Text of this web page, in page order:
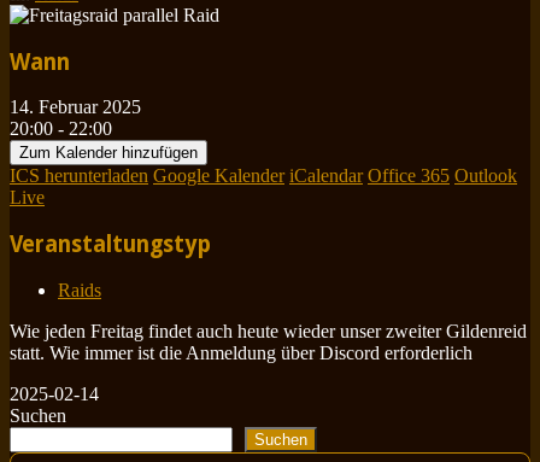
Wann
14. Februar 2025
20:00 - 22:00
Zum Kalender hinzufügen
ICS herunterladen Google Kalender iCalendar Office 365 Outlook
Live
Veranstaltungstyp
Raids
Wie jeden Freitag findet auch heute wieder unser zweiter Gildenreid
statt. Wie immer ist die Anmeldung über Discord erforderlich
2025-02-14
Suchen
Suchen